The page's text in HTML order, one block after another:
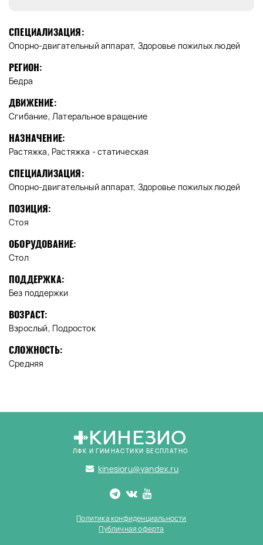
СПЕЦИАЛИЗАЦИЯ:
Опорно-двигательный аппарат, Здоровье пожилых людей
РЕГИОН:
Бедра
ДВИЖЕНИЕ:
Сгибание, Латеральное вращение
НАЗНАЧЕНИЕ:
Растяжка, Растяжка - статическая
СПЕЦИАЛИЗАЦИЯ:
Опорно-двигательный аппарат, Здоровье пожилых людей
ПОЗИЦИЯ:
Стоя
ОБОРУДОВАНИЕ:
Стол
ПОДДЕРЖКА:
Без поддержки
ВОЗРАСТ:
Взрослый, Подросток
СЛОЖНОСТЬ:
Средняя
КИНЕЗИО
ЛФК И ГИМНАСТИКИ БЕСПЛАТНО
kinesioru@yandex.ru
Политика конфиденциальности
Публичная оферта